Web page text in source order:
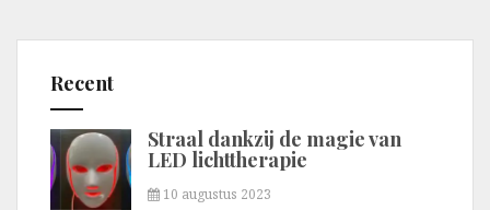
Recent
Straal dankzij de magie van
LED lichttherapie
10 augustus 2023